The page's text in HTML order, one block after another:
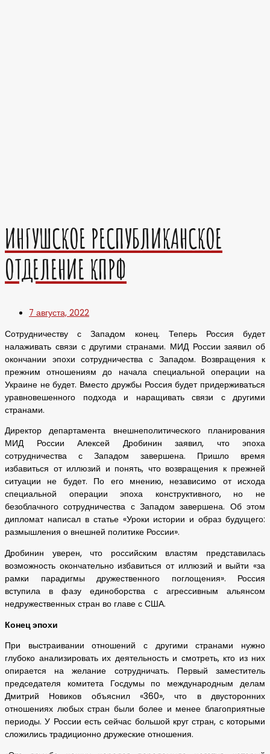
ИНГУШСКОЕ РЕСПУБЛИКАНСКОЕ
ОТДЕЛЕНИЕ КПРФ
7 августа, 2022
Сотрудничеству с Западом конец. Теперь Россия будет
налаживать связи с другими странами. МИД России заявил об
окончании эпохи сотрудничества с Западом. Возвращения к
прежним отношениям до начала специальной операции на
Украине не будет. Вместо дружбы Россия будет придерживаться
уравновешенного подхода и наращивать связи с другими
странами.
Директор департамента внешнеполитического планирования
МИД России Алексей Дробинин заявил, что эпоха
сотрудничества с Западом завершена. Пришло время
избавиться от иллюзий и понять, что возвращения к прежней
ситуации не будет. По его мнению, независимо от исхода
специальной операции эпоха конструктивного, но не
безоблачного сотрудничества с Западом завершена. Об этом
дипломат написал в статье «Уроки истории и образ будущего:
размышления о внешней политике России».
Дробинин уверен, что российским властям представилась
возможность окончательно избавиться от иллюзий и выйти «за
рамки парадигмы дружественного поглощения». Россия
вступила в фазу единоборства с агрессивным альянсом
недружественных стран во главе с США.
Конец эпохи
При выстраивании отношений с другими странами нужно
глубоко анализировать их деятельность и смотреть, кто из них
опирается на желание сотрудничать. Первый заместитель
председателя комитета Госдумы по международным делам
Дмитрий Новиков объяснил «360», что в двусторонних
отношениях любых стран были более и менее благоприятные
периоды. У России есть сейчас большой круг стран, с которыми
сложились традиционно дружеские отношения.